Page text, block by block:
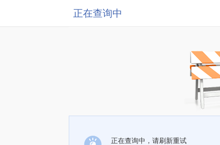
正在查询中
正在查询中，请刷新重试